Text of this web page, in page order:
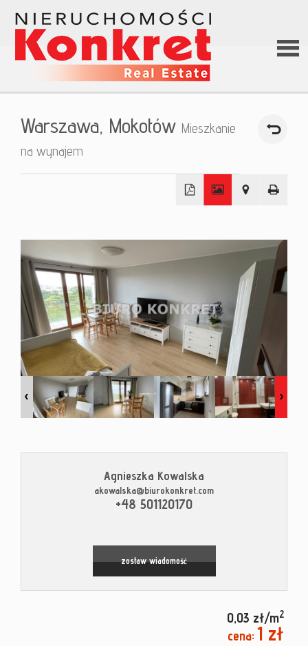
O
Warszawa, Mokotów Mieszkanie
na wynajem
−
Leaflet © MapTiler©
Agnieszka Kowalska
akowalska@biurokonkret.com
+48 501120170
zostaw wiadomość
0,03 zł/m2
cena: 1 zł